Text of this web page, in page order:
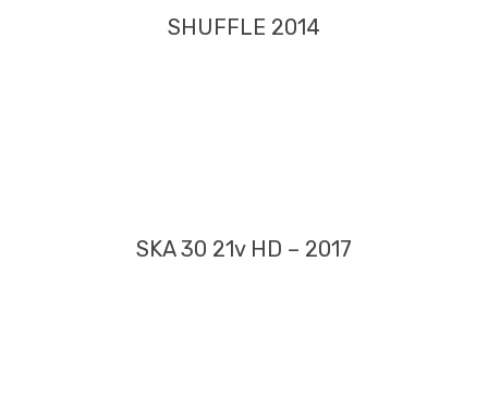
SHUFFLE 2014
SKA 30 21v HD – 2017